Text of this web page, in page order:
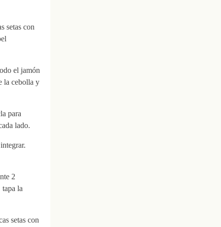
setas con
el jamón
la cebolla y
para
lado.
2
la
setas con